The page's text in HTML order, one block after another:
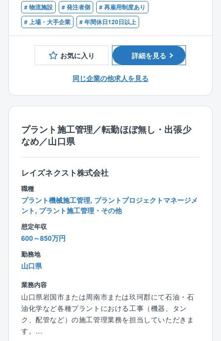
だきます。（実務は協力会社への外注となり、現場管
理や顧客折衝お任せします）
1日2～3社の担当顧客を訪問します。
【出張】
夜間対応や呼出し対応は担当エリアによって稀に発生
する場合がありますが、基本的には計画を立てて対応
および保守提案を行っていきます。
拠点が各地にございますので、遠方への長期出張は基
本的にございません。
アチェンジされて同社に入社される方も多数いらっし
ゃいます。
勤続1年以上で一律21日支給（他特別休暇制度あり）、
有休取得率77．48％（2024年度）
【やりがい】
受注の約80％がエンドユーザー様からの直接発注で
す。お客様の要望を直接聞きながら、元請けとしての
責任ある立場で、案件を差配することができます。空
調/冷蔵の業界において設備のエンジニアリングから、
メンテナンスまでを行っている企業はごく少数で同社
りますが、経験していればどこへ行っても通用するほ
どのスキルアップにも繋がります。
【同社の特徴】
電機・機械・医薬・化学・食品メーカーなどを中心に
# 物流施設
# 発注者側
# 再雇用制度あり
# 上場・大手企業
# 年間休日120日以上
お気に入り 詳細を見る
同じ企業の他求人を見る
プラント施工管理／転勤ほぼ無し・出張少
なめ／山口県
レイズネクスト株式会社
職種
プラント機械施工管理, プラントプロジェクトマネージメ
ント, プラント施工管理・その他
想定年収
600～850万円
勤務地
山口県
業務内容
山口県岩国市または周南市または玖珂郡にて石油・石
油化学など各種プラントにおける工事（機器、タン
ク、配管など）の施工管理業務を担当していただきま
す。